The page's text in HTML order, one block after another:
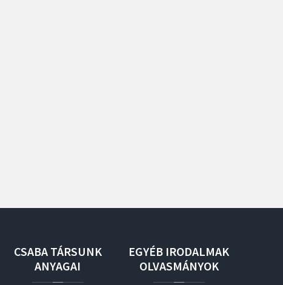
CSABA TÁRSUNK
ANYAGAI
EGYÉB IRODALMAK
OLVASMÁNYOK